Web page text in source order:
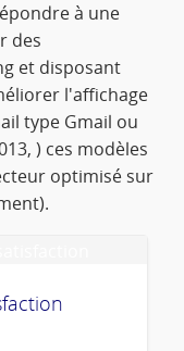
à une
des
et disposant
l'affichage
type Gmail ou
) ces modèles
optimisé sur